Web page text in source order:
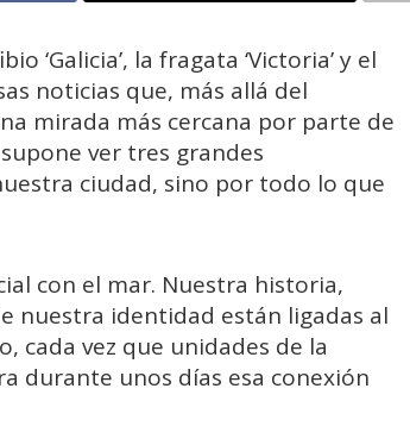
‘Galicia’, la fragata ‘Victoria’ y el
noticias que, más allá del
mirada más cercana por parte de
ver tres grandes
ciudad, sino por todo lo que
con el mar. Nuestra historia,
nuestra identidad están ligadas al
cada vez que unidades de la
durante unos días esa conexión